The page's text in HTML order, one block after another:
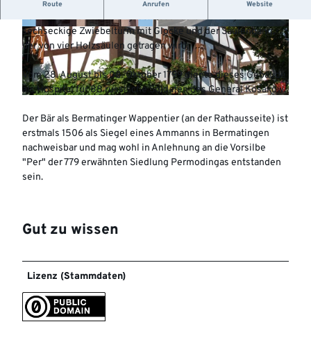
© _Mende_ |CC-BY-NC-SA ©CC-BY-NC-SA
Route Anrufen Website
Das Rathaus von 1745 zählt zu den ältesten dörflichen
Rathausbauten des Linzgaus. Besonders auffällig sind der
sechseckige Zwiebelturm mit Glocke und der Säulengang,
der von vier Holzsäulen getragen wird.
Vom 28. August bis 08. Oktober 1799 diente dieses Gebäude
als Hospital für 88 russische Soldaten des General Kosakow.
Der Bär als Bermatinger Wappentier (an der Rathausseite) ist
erstmals 1506 als Siegel eines Ammanns in Bermatingen
nachweisbar und mag wohl in Anlehnung an die Vorsilbe
"Per" der 779 erwähnten Siedlung Permodingas entstanden
sein.
Gut zu wissen
Lizenz (Stammdaten)